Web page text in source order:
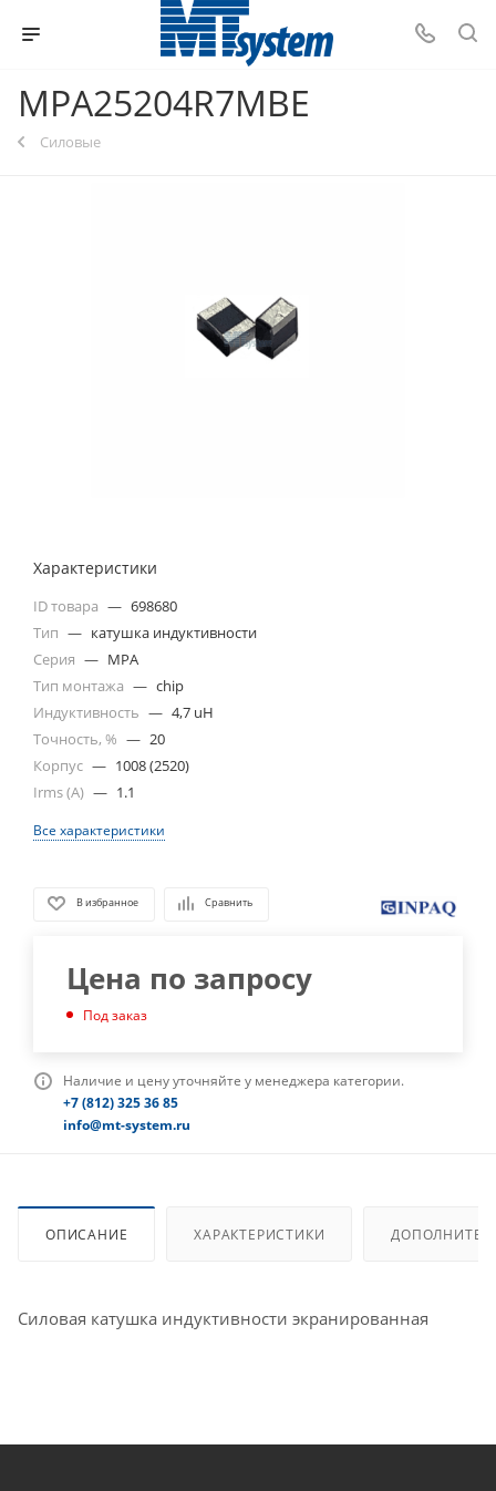
MPA25204R7MBE
Силовые
Характеристики
ID товара — 698680
Тип — катушка индуктивности
Серия — MPA
Тип монтажа — chip
Индуктивность — 4,7 uH
Точность, % — 20
Корпус — 1008 (2520)
Irms (A) — 1.1
Все характеристики
В избранное Сравнить
Цена по запросу
Под заказ
Наличие и цену уточняйте у менеджера категории.
+7 (812) 325 36 85
info@mt-system.ru
ОПИСАНИЕ ХАРАКТЕРИСТИКИ
Силовая катушка индуктивности экранированная